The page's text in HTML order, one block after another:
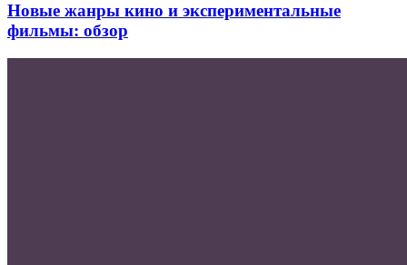
Новые жанры кино и экспериментальные
фильмы: обзор